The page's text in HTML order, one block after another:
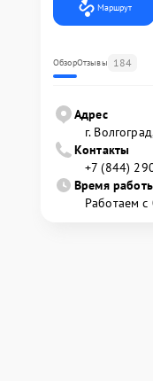
Маршрут
ОбзорОтзывы 184
Адрес
г.
Контакты
+7 (844)
Время
Работаем